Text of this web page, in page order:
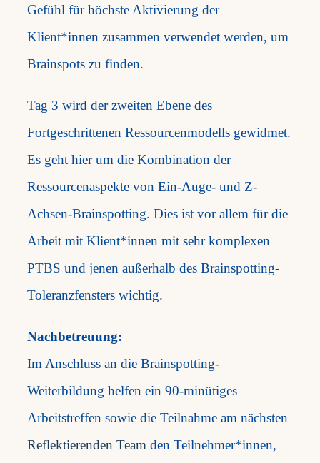
Gefühl für höchste Aktivierung der
Klient*innen zusammen verwendet werden, um
Brainspots zu finden.
Tag 3 wird der zweiten Ebene des
Fortgeschrittenen Ressourcenmodells gewidmet.
Es geht hier um die Kombination der
Ressourcenaspekte von Ein-Auge- und Z-
Achsen-Brainspotting. Dies ist vor allem für die
Arbeit mit Klient*innen mit sehr komplexen
PTBS und jenen außerhalb des Brainspotting-
Toleranzfensters wichtig.​
Nachbetreuung:
Im Anschluss an die Brainspotting-
Weiterbildung helfen ein 90-minütiges
Arbeitstreffen sowie die Teilnahme am nächsten
Reflektierenden Team den Teilnehmer*innen,